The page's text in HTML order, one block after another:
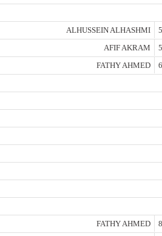
ALHUSSEIN ALHASHMI
AFIF AKRAM
FATHY AHMED
FATHY AHMED